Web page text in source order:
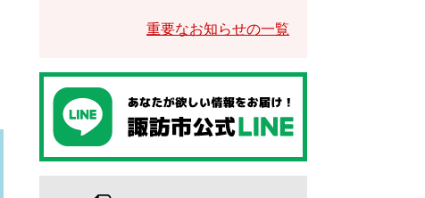
重要なお知らせの一覧